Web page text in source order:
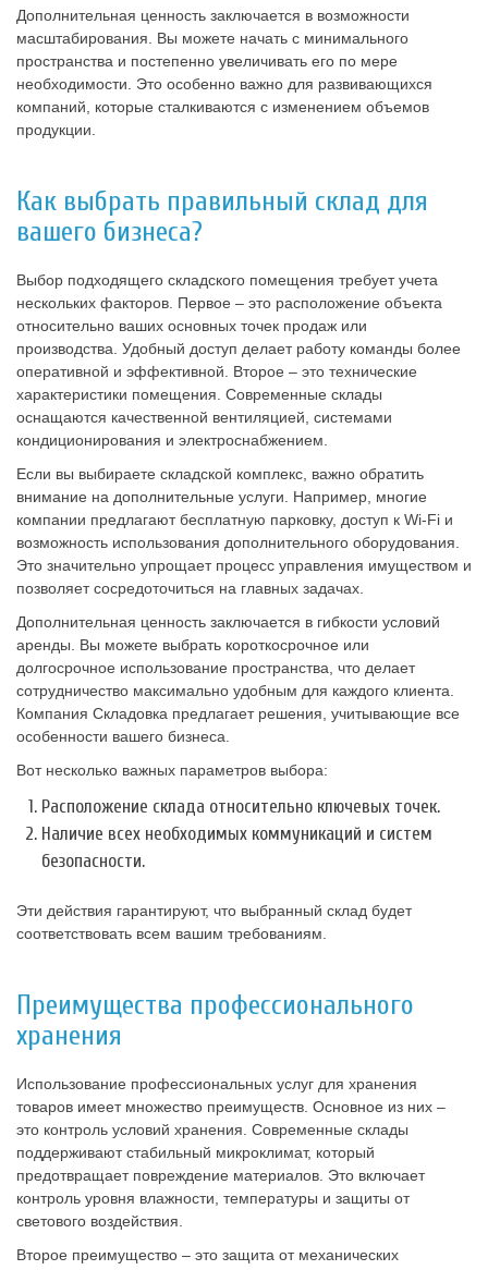
Дополнительная ценность заключается в возможности
масштабирования. Вы можете начать с минимального
пространства и постепенно увеличивать его по мере
необходимости. Это особенно важно для развивающихся
компаний, которые сталкиваются с изменением объемов
продукции.
Как выбрать правильный склад для
вашего бизнеса?
Выбор подходящего складского помещения требует учета
нескольких факторов. Первое – это расположение объекта
относительно ваших основных точек продаж или
производства. Удобный доступ делает работу команды более
оперативной и эффективной. Второе – это технические
характеристики помещения. Современные склады
оснащаются качественной вентиляцией, системами
кондиционирования и электроснабжением.
Если вы выбираете складской комплекс, важно обратить
внимание на дополнительные услуги. Например, многие
компании предлагают бесплатную парковку, доступ к Wi-Fi и
возможность использования дополнительного оборудования.
Это значительно упрощает процесс управления имуществом и
позволяет сосредоточиться на главных задачах.
Дополнительная ценность заключается в гибкости условий
аренды. Вы можете выбрать короткосрочное или
долгосрочное использование пространства, что делает
сотрудничество максимально удобным для каждого клиента.
Компания Складовка предлагает решения, учитывающие все
особенности вашего бизнеса.
Вот несколько важных параметров выбора:
Расположение склада относительно ключевых точек.
Наличие всех необходимых коммуникаций и систем
безопасности.
Эти действия гарантируют, что выбранный склад будет
соответствовать всем вашим требованиям.
Преимущества профессионального
хранения
Использование профессиональных услуг для хранения
товаров имеет множество преимуществ. Основное из них –
это контроль условий хранения. Современные склады
поддерживают стабильный микроклимат, который
предотвращает повреждение материалов. Это включает
контроль уровня влажности, температуры и защиты от
светового воздействия.
Второе преимущество – это защита от механических